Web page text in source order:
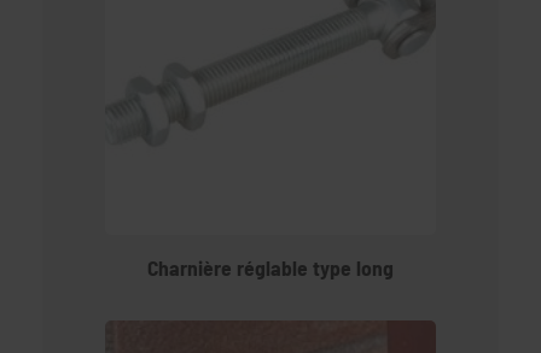
Charnière réglable type long